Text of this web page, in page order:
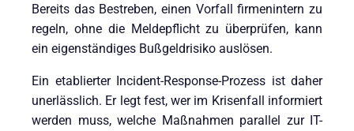
Bereits das Bestreben, einen Vorfall firmenintern zu
regeln, ohne die Meldepflicht zu überprüfen, kann
ein eigenständiges Bußgeldrisiko auslösen.
Ein etablierter Incident-Response-Prozess ist daher
unerlässlich. Er legt fest, wer im Krisenfall informiert
werden muss, welche Maßnahmen parallel zur IT-